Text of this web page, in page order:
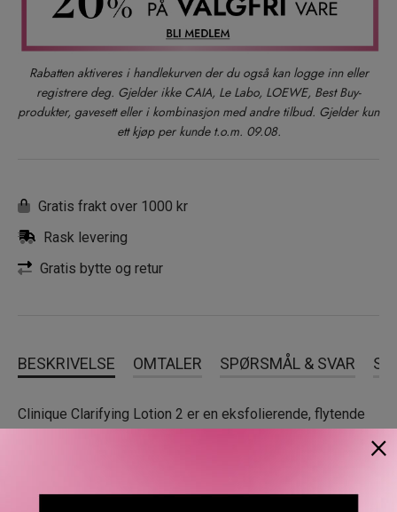
Rabatten aktiveres i handlekurven der du også kan logge inn eller
registrere deg. Gjelder ikke CAIA, Le Labo, LOEWE, Best Buy-
produkter, gavesett eller i kombinasjon med andre tilbud. Gjelder kun
ett kjøp per kunde t.o.m. 09.08.
Gratis frakt over 1000 kr
Rask levering
Gratis bytte og retur
BESKRIVELSE OMTALER SPØRSMÅL & SVAR
Clinique Clarifying Lotion 2 er en eksfolierende, flytende
hudpleiesystem, etter rens. Den gir huden en mild peeling×